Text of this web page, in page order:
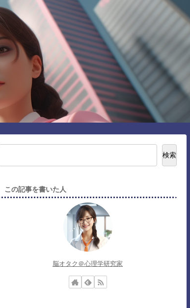
検索
この記事を書いた人
脳オタク＠心理学研究家